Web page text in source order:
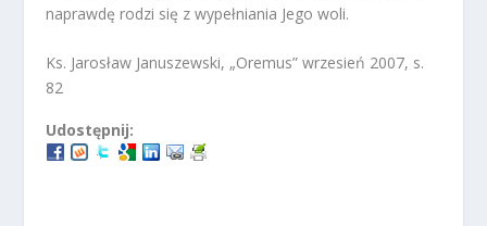
naprawdę rodzi się z wypełniania Jego woli.
Ks. Jarosław Januszewski, „Oremus” wrzesień 2007, s.
82
Udostępnij: